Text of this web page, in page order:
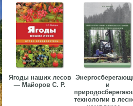
Ягоды наших лесов
— Майоров С. Р.
и
технологии в
▼